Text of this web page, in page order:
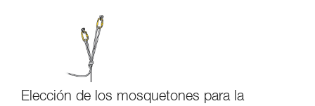
Elección de los mosquetones para la